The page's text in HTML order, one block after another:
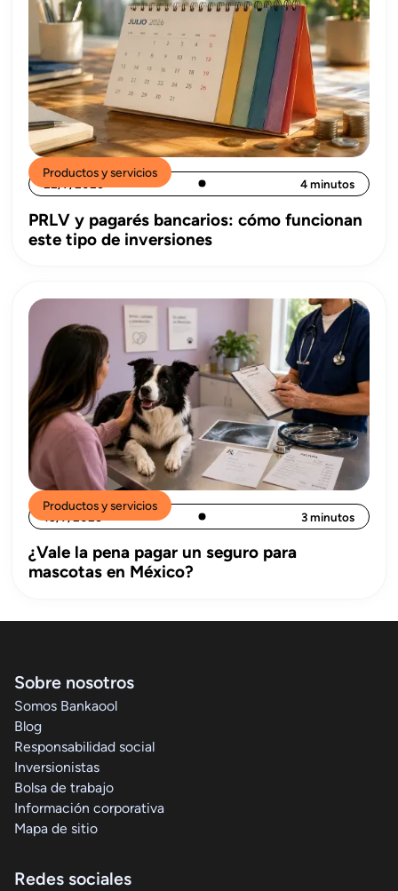
Productos y servicios
22/7/2026 4 minutos
PRLV y pagarés bancarios: cómo funcionan
este tipo de inversiones
Productos y servicios
15/7/2026 3 minutos
¿Vale la pena pagar un seguro para
mascotas en México?
Sobre nosotros
Somos Bankaool
Blog
Responsabilidad social
Inversionistas
Bolsa de trabajo
Información corporativa
Mapa de sitio
Redes sociales